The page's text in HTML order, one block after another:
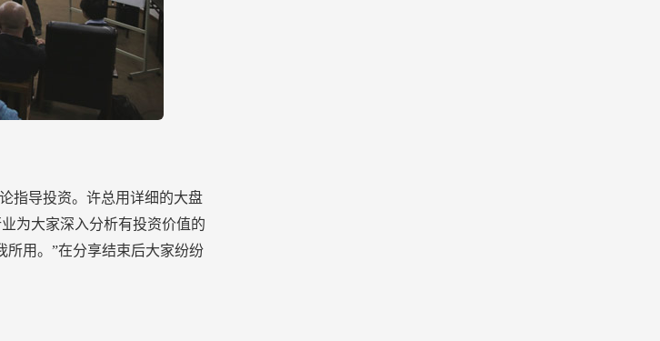
指导投资。许总用详细的大盘
为大家深入分析有投资价值的
所用。”在分享结束后大家纷纷